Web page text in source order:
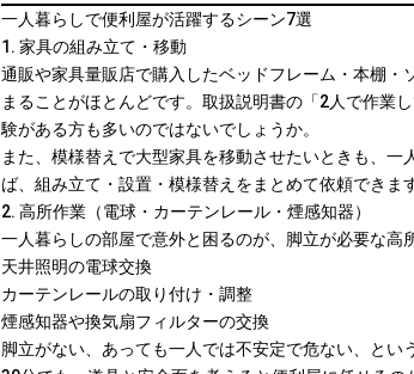
一人暮らしで便利屋が活躍するシーン7選
1. 家具の組み立て・移動
通販や家具量販店で購入したベッドフレーム・本棚
まることがほとんどです。取扱説明書の「2人で作業
験がある方も多いのではないでしょうか。
また、模様替えで大型家具を移動させたいときも、
ば、組み立て・設置・模様替えをまとめて依頼できます
2. 高所作業（電球・カーテンレール・煙感知器）
一人暮らしの部屋で意外と困るのが、脚立が必要な高
天井照明の電球交換
カーテンレールの取り付け・調整
煙感知器や換気扇フィルターの交換
脚立がない、あっても一人では不安定で危ない、と